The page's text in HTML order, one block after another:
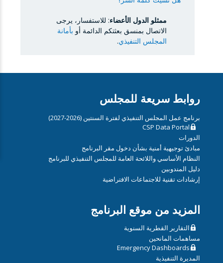
ممثلو الدول الأعضاء: للاستفسار، يرجى
الاتصال بمنسق بعثتكم الدائمة أو بأمانة
المجلس التنفيذي.
روابط سريعة للمجلس
برنامج عمل المجلس التنفيذي لفترة السنتين (2026-2027)
CSP Data Portal
الدورات
مبادئ توجيهية أمنية بشأن دخول مقر البرنامج
النظام الأساسي واللائحة العامة للمجلس التنفيذي للبرنامج
دليل المندوبين
إرشادات تقنية للاجتماعات الافتراضية
المزيد من موقع البرنامج
التقارير القطرية السنوية
مساهمات المانحين
Emergency Dashboards
المديرة التنفيذية